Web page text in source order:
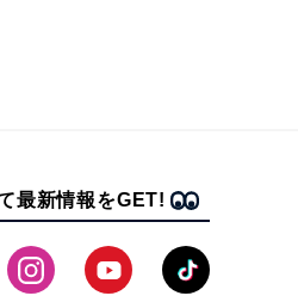
最新情報をGET!